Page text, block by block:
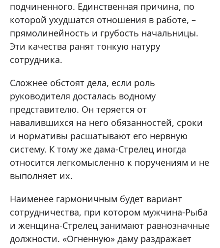
подчиненного. Единственная причина, по
которой ухудшатся отношения в работе, –
прямолинейность и грубость начальницы.
Эти качества ранят тонкую натуру
сотрудника.
Сложнее обстоят дела, если роль
руководителя досталась водному
представителю. Он теряется от
навалившихся на него обязанностей, сроки
и нормативы расшатывают его нервную
систему. К тому же дама-Стрелец иногда
относится легкомысленно к поручениям и не
выполняет их.
Наименее гармоничным будет вариант
сотрудничества, при котором мужчина-Рыба
и женщина-Стрелец занимают равнозначные
должности. «Огненную» даму раздражает